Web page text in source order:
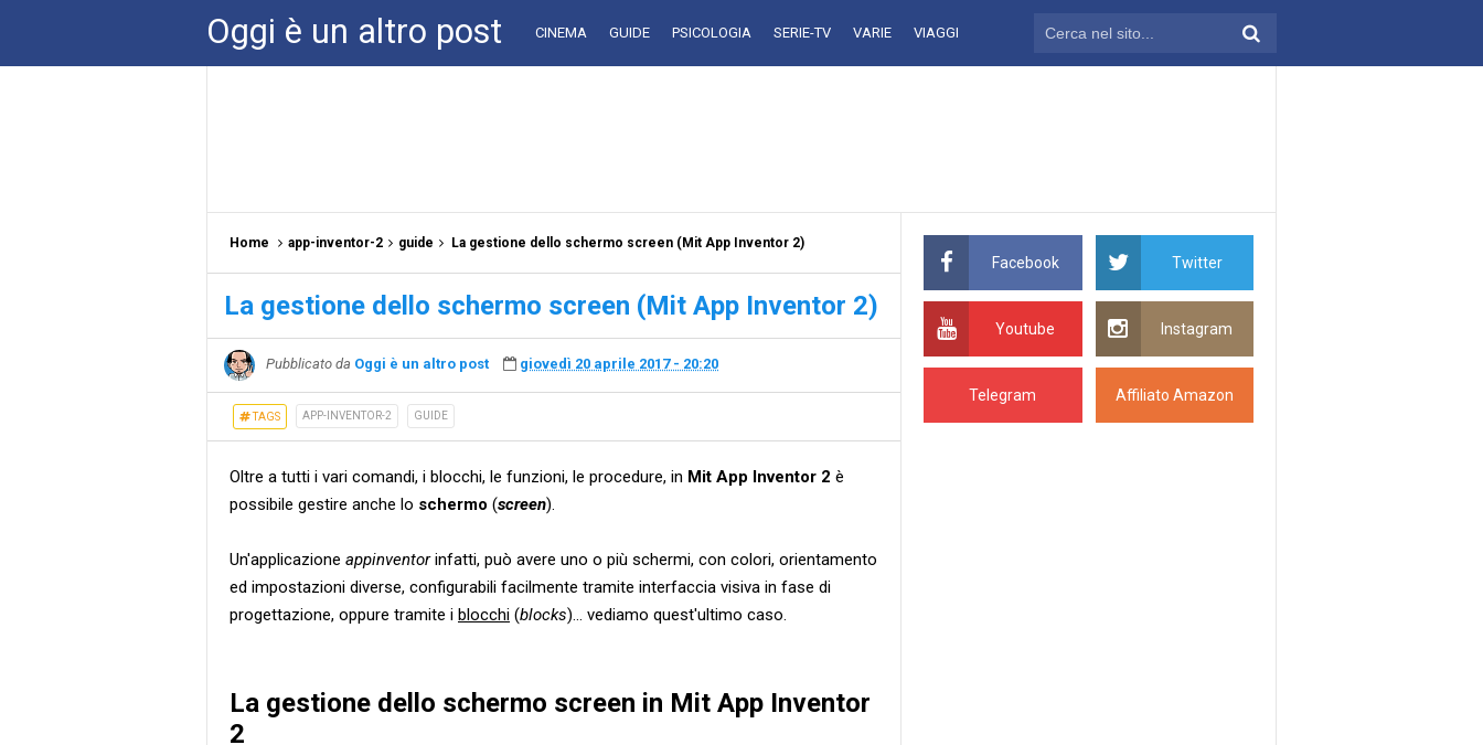
Oggi è un altro post CINEMA GUIDE PSICOLOGIA SERIE-TV VARIE VIAGGI
Home app-inventor-2 guide La gestione dello schermo screen (Mit App Inventor 2)
La gestione dello schermo screen (Mit App Inventor 2)
Pubblicato da Oggi è un altro post giovedì 20 aprile 2017 - 20:20
TAGS APP-INVENTOR-2 GUIDE
Oltre a tutti i vari comandi, i blocchi, le funzioni, le procedure, in Mit App Inventor 2 è
possibile gestire anche lo schermo (screen).
Un'applicazione appinventorinfatti, può avere uno o più schermi, con colori, orientamento
ed impostazioni diverse, configurabili facilmente tramite interfaccia visiva in fase di
progettazione, oppure tramite i blocchi (blocks)... vediamo quest'ultimo caso.
La gestione dello schermo screen in Mit App Inventor
2
Facebook Twitter
Youtube Instagram
Telegram Affiliato Amazon